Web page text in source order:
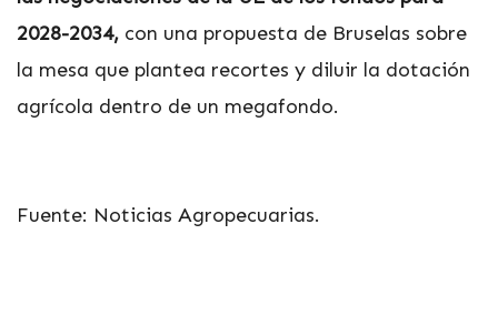
2028-2034, con una propuesta de Bruselas sobre
la mesa que plantea recortes y diluir la dotación
agrícola dentro de un megafondo.
Fuente: Noticias Agropecuarias.